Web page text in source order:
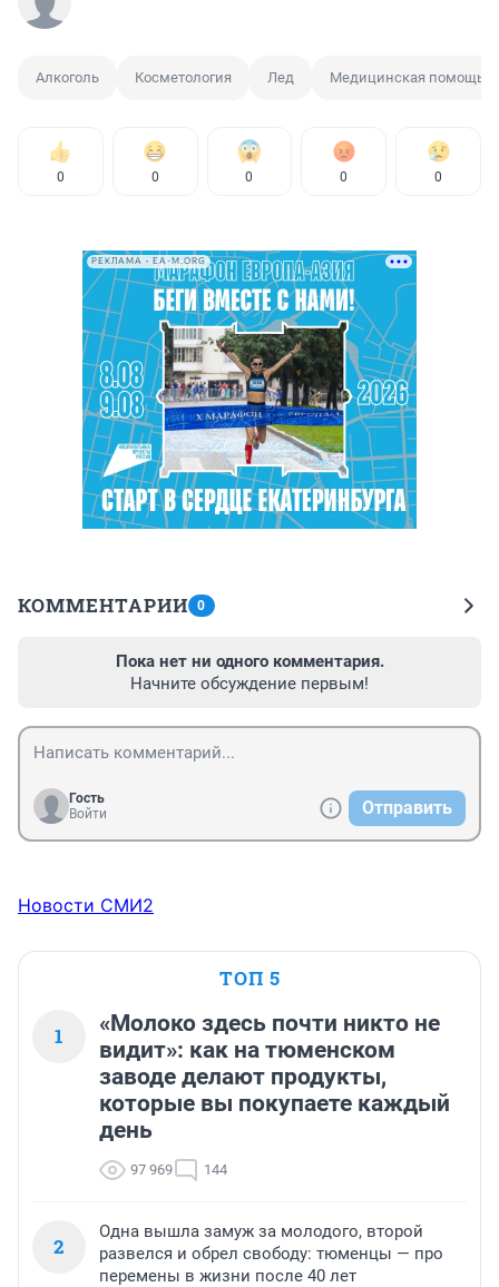
Алкоголь Косметология Лед Медицинская помощь
0 0 0 0 0
РЕКЛАМА • EA-M.ORG
КОММЕНТАРИИ 0
Пока нет ни одного комментария.
Начните обсуждение первым!
Гость
Войти
Отправить
Новости СМИ2
ТОП 5
1
«Молоко здесь почти никто не
видит»: как на тюменском
заводе делают продукты,
которые вы покупаете каждый
день
97 969 144
2
Одна вышла замуж за молодого, второй
развелся и обрел свободу: тюменцы — про
перемены в жизни после 40 лет